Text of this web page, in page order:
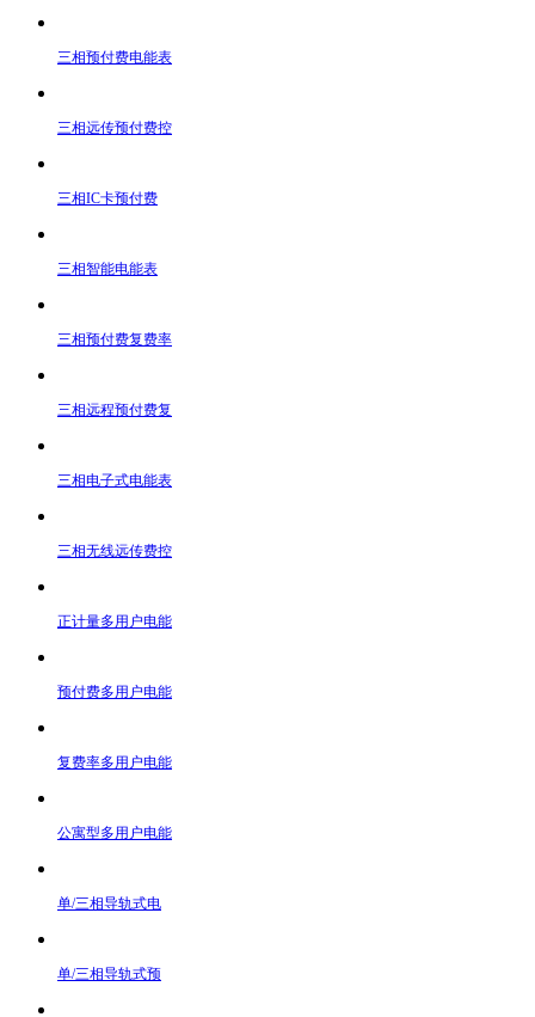
三相预付费电能表
三相远传预付费控
三相IC卡预付费
三相智能电能表
三相预付费复费率
三相远程预付费复
三相电子式电能表
三相无线远传费控
正计量多用户电能
预付费多用户电能
复费率多用户电能
公寓型多用户电能
单/三相导轨式电
单/三相导轨式预